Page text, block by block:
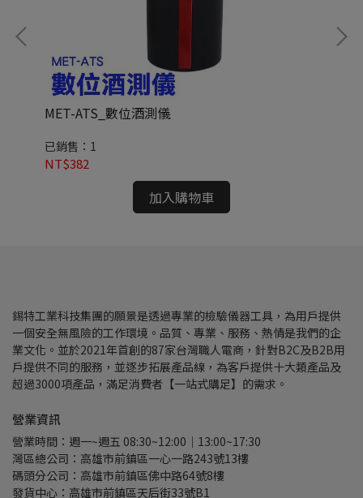
MET-ATS_數位酒測儀
已銷售：1
NT$382
加入購物車
錫特工業科技集團的願景是透過專業的檢驗儀器工具，為用戶提供
一個安全無風險的工作環境。品質、專業、服務、熱情是我們的企
業文化。並於2021年首創的87家台灣職人電商，針對B2C及B2B用
戶提供不同的服務，並逐步拓展產品線，為客戶提供十大類產品及
超過3000項產品，滿足消費者【一站式購足】的需求。
營業資訊
營業時間：週一~週五 08:30~12:00｜13:00~17:30
灣區總公司：高雄市前鎮區一心一路243號13樓
碼頭分公司：高雄市前鎮區佛中路64號8樓
發貨中心：高雄市前鎮區天后街33號B1